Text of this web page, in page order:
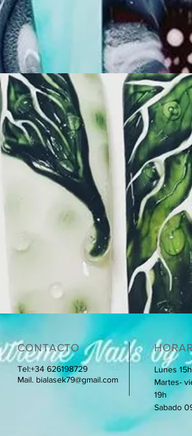
Lunes
Martes-
19h
Sabado
Tel:+34 626198729
Mail. bialasek79@gmail.com
CONTACTO